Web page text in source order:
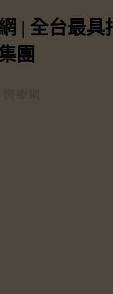
| 全台最具
團